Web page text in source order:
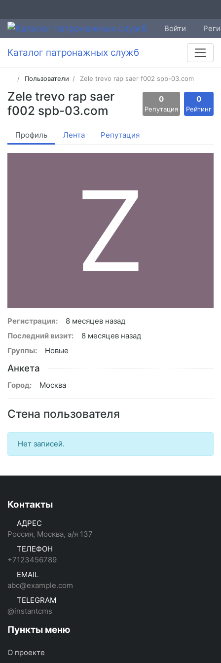
Войти
Каталог патронажных служб
Пользователи Zele trevo rap saer f002 spb-03.com
Zele trevo rap saer
f002 spb-03.com
0
Репутация
0
Рейтинг
Профиль Лента Репутация
Z
Регистрация:
8 месяцев назад
Последний визит:
8 месяцев назад
Группы:
Новые
Анкета
Город: Москва
Стена пользователя
Нет записей.
Контакты
АДРЕС
Россия, Москва, а/я 137
ТЕЛЕФОН
+7123456789
EMAIL
abc@example.com
TELEGRAM
@instantcms
Пункты меню
О проекте